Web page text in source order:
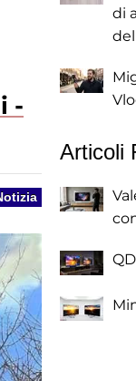
-
di
Articoli